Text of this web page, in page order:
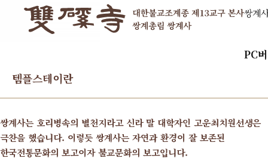
쌍계
PC
템플스테이란
쌍계사는 호리병속의 별천지라고 신라 말 대학자인 고운최치원선생은
극찬을 했습니다. 이렇듯 쌍계사는 자연과 환경이 잘 보존된
한국전통문화의 보고이자 불교문화의 보고입니다.